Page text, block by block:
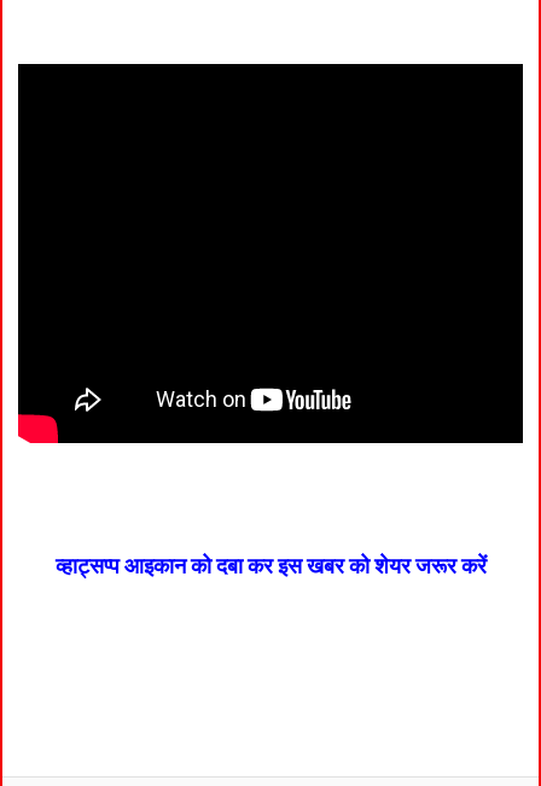
व्हाट्सप्प आइकान को दबा कर इस खबर को शेयर जरूर करें